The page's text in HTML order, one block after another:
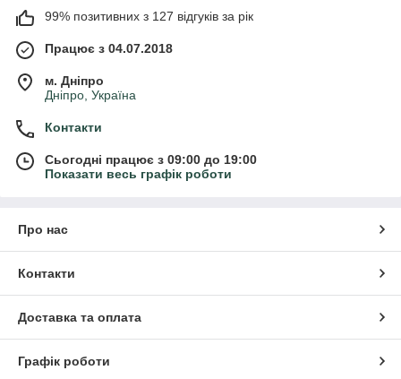
99% позитивних з 127 відгуків за рік
Працює з 04.07.2018
м. Дніпро
Дніпро, Україна
Контакти
Сьогодні працює з 09:00 до 19:00
Показати весь графік роботи
Про нас
Контакти
Доставка та оплата
Графік роботи